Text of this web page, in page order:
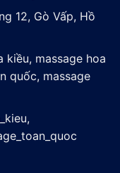
12, Gò Vấp, Hồ
kiều, massage hoa
quốc, massage